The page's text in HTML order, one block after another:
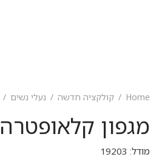
Home
/ קולקציה חדשה / נעלי נשים /
מגפון קלאופטרה
מודל: 19203